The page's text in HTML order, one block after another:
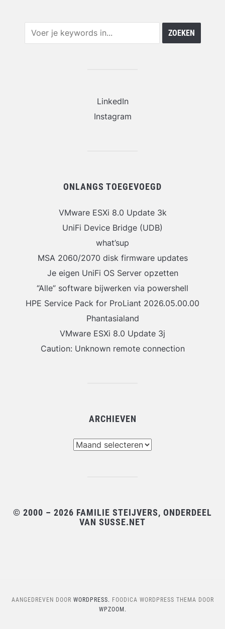
LinkedIn
Instagram
ONLANGS TOEGEVOEGD
VMware ESXi 8.0 Update 3k
UniFi Device Bridge (UDB)
what’sup
MSA 2060/2070 disk firmware updates
Je eigen UniFi OS Server opzetten
“Alle” software bijwerken via powershell
HPE Service Pack for ProLiant 2026.05.00.00
Phantasialand
VMware ESXi 8.0 Update 3j
Caution: Unknown remote connection
ARCHIEVEN
© 2000 – 2026 FAMILIE STEIJVERS, ONDERDEEL
VAN SUSSE.NET
AANGEDREVEN DOOR WORDPRESS. FOODICA WORDPRESS THEMA DOOR
WPZOOM.